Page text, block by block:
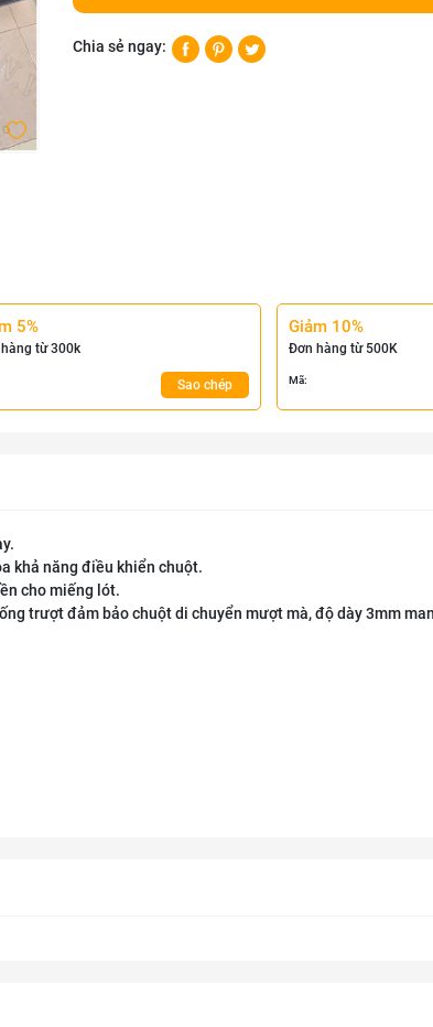
Chia sẻ ngay:
5%
từ 300k
Sao chép
Giảm 10%
Đơn hàng từ 500K
Mã:
khả năng điều khiển chuột.
cho miếng lót.
trượt đảm bảo chuột di chuyển mượt mà, độ dày 3mm